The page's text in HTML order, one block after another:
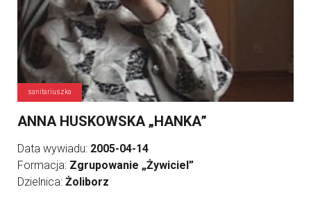
sanitariuszka
ANNA HUSKOWSKA „HANKA”
Data wywiadu: 2005-04-14
Formacja: Zgrupowanie „Żywiciel”
Dzielnica: Żoliborz